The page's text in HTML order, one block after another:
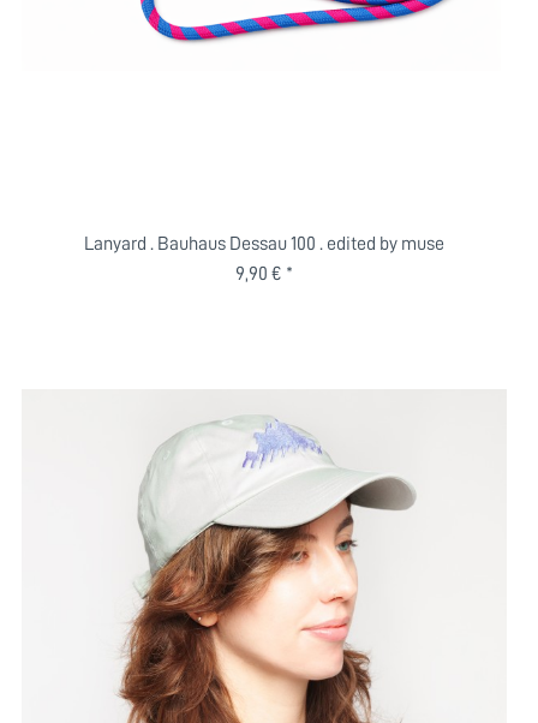
Lanyard . Bauhaus Dessau 100 . edited by muse
9,90 € *